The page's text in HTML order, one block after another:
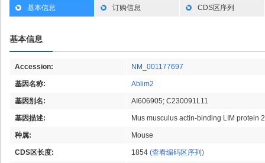
基本信息 订购信息 CDS区序列
基本信息
Accession: NM_001177697
基因名称: Ablim2
基因别名: AI606905; C230091L11
基因描述: Mus musculus actin-binding LIM protein
种属: Mouse
CDS区长度: 1854 (查看编码区序列)